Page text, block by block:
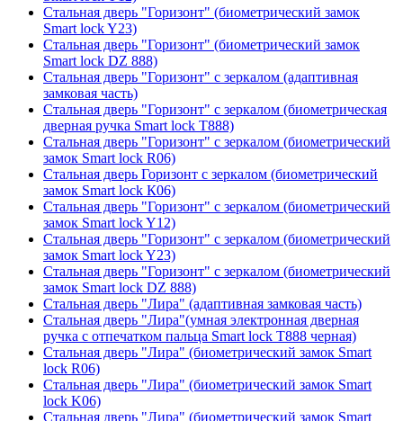
Стальная дверь "Горизонт" (биометрический замок
Smart lock Y23)
Стальная дверь "Горизонт" (биометрический замок
Smart lock DZ 888)
Стальная дверь "Горизонт" с зеркалом (адаптивная
замковая часть)
Стальная дверь "Горизонт" с зеркалом (биометрическая
дверная ручка Smart lock T888)
Стальная дверь "Горизонт" с зеркалом (биометрический
замок Smart lock R06)
Стальная дверь Горизонт с зеркалом (биометрический
замок Smart lock К06)
Стальная дверь "Горизонт" с зеркалом (биометрический
замок Smart lock Y12)
Стальная дверь "Горизонт" с зеркалом (биометрический
замок Smart lock Y23)
Стальная дверь "Горизонт" с зеркалом (биометрический
замок Smart lock DZ 888)
Стальная дверь "Лира" (адаптивная замковая часть)
Стальная дверь "Лира"(умная электронная дверная
ручка с отпечатком пальца Smart lock T888 черная)
Стальная дверь "Лира" (биометрический замок Smart
lock R06)
Стальная дверь "Лира" (биометрический замок Smart
lock K06)
Стальная дверь "Лира" (биометрический замок Smart